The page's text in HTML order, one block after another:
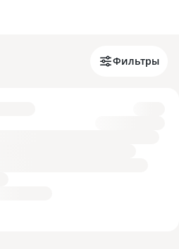
Фильтры